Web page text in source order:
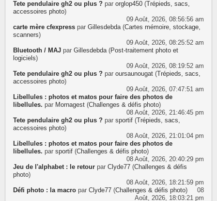
Tete pendulaire gh2 ou plus ? parorglop450 ( Trépieds, sacs,
accessoires photo)
09 Août, 2026, 08:56:56 am
carte mère cfexpress parGillesdebda(Cartes mémoire, stockage,
scanners)
09 Août, 2026, 08:25:52 am
Bluetooth / MAJ parGillesdebda(Post-traitement photo et
logiciels)
09 Août, 2026, 08:19:52 am
Tete pendulaire gh2 ou plus ? paroursaunougat ( Trépieds, sacs,
accessoires photo)
09 Août, 2026, 07:47:51 am
Libellules : photos et matos pour faire des photos de
libellules. par Mornagest (Challenges & défis photo)
08 Août, 2026, 21:46:45 pm
Tete pendulaire gh2 ou plus ? parsportif ( Trépieds, sacs,
accessoires photo)
08 Août, 2026, 21:01:04 pm
Libellules : photos et matos pour faire des photos de
libellules. parsportif (Challenges & défis photo)
08 Août, 2026, 20:40:29 pm
Jeu de l'alphabet : le retour parClyde77 (Challenges & défis
photo)
08 Août, 2026, 18:21:59 pm
Défi photo : la macro parClyde77 (Challenges & défis photo)
08
Août, 2026, 18:03:21 pm